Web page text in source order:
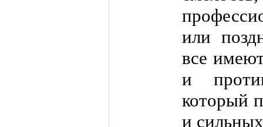
или
все
и
который
и